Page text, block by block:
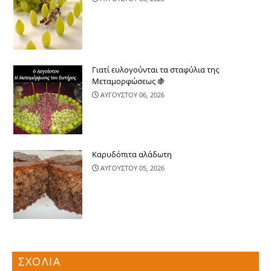
Γιατί ευλογούνται τα σταφύλια της
Μεταμορφώσεως 🍇
ΑΥΓΟΥΣΤΟΥ 06, 2026
Καρυδόπιτα αλάδωτη
ΑΥΓΟΥΣΤΟΥ 05, 2026
ΣΧΟΛΙΑ